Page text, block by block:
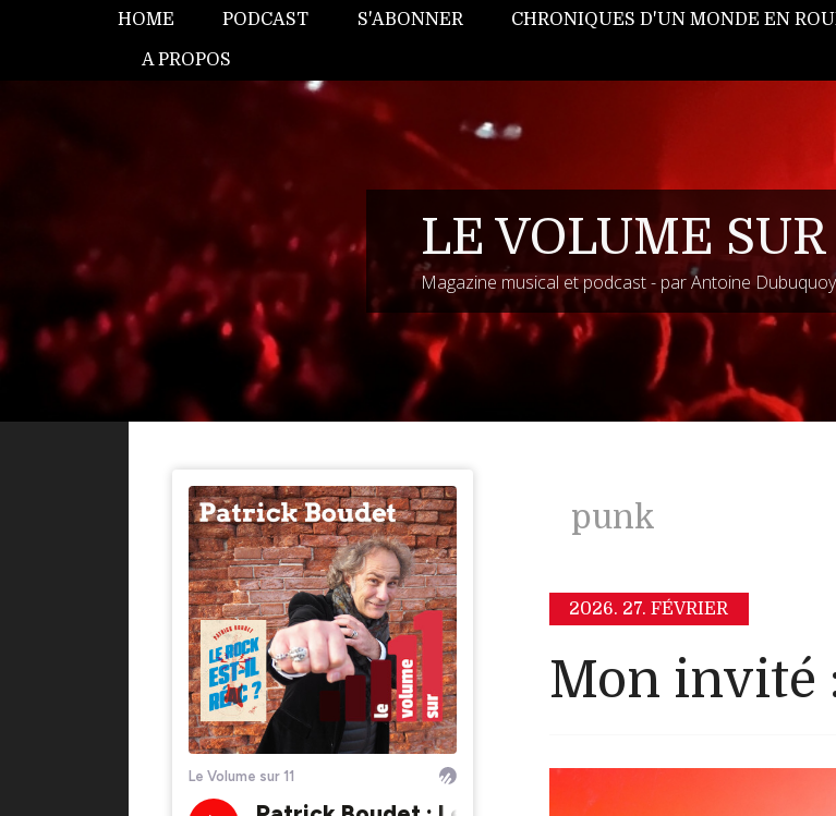
HOME PODCAST S'ABONNER CHRONIQUES D'UN MONDE EN
A PROPOS
LE VOLUME SUR
Magazine musical et podcast - par Antoine
punk
2026. 27. FÉVRIER
Mon invité